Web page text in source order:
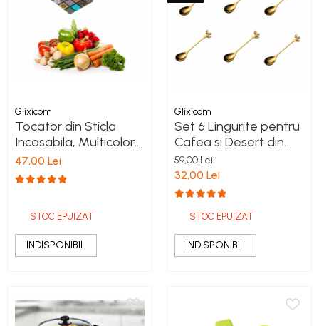
Glixicom
Tocator din Sticla
Incasabila, Multicolor
30 x 20 cm
47,00 Lei
STOC EPUIZAT
INDISPONIBIL
Glixicom
Set 6 Lingurite pentru
Cafea si Desert din
Inox Auriu 12,5 cm
59,00 Lei
32,00 Lei
STOC EPUIZAT
INDISPONIBIL